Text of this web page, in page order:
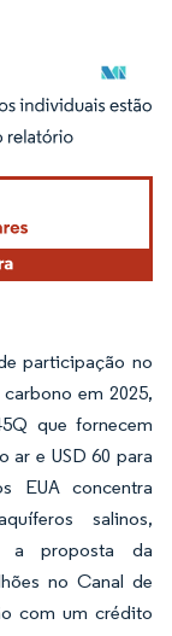
conforme CC BY 4.0.
participação no
em 2025,
que fornecem
ar e USD 60 para
EUA concentra
salinos,
a proposta da
no Canal de
com um crédito